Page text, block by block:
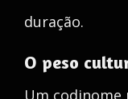
duração.
O peso
Um